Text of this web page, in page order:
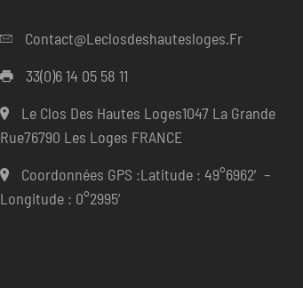
Contact@leclosdeshautesloges.fr
33(0)6 14 05 58 11
Le Clos Des Hautes Loges1047 La Grande
Rue76790 Les Loges FRANCE
Coordonnées GPS :Latitude : 49°6962′ –
Longitude : 0°2995′